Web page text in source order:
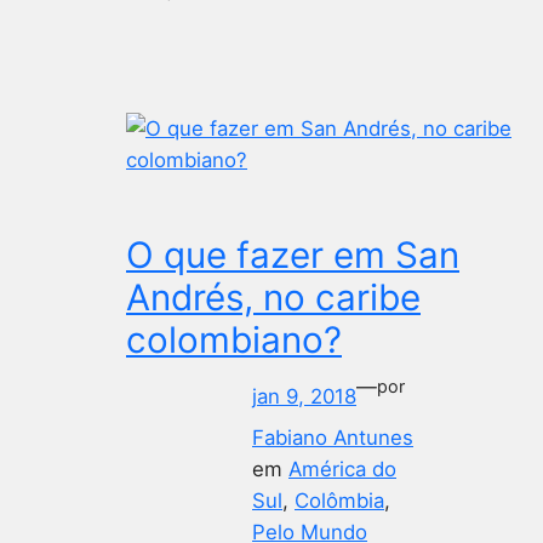
O que fazer em San
Andrés, no caribe
colombiano?
jan 9, 2018—por
Fabiano Antunes
em América do
Sul, Colômbia
Pelo Mundo